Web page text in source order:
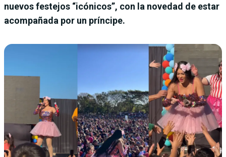
nuevos festejos “icónicos”, con la novedad de estar
acompañada por un príncipe.